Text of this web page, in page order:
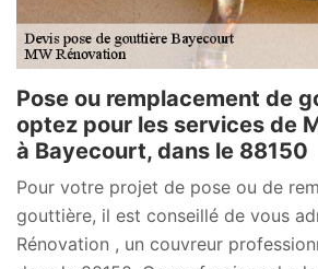
Pose ou remplacement de
optez pour les services de
à Bayecourt, dans le 88150
Pour votre projet de pose ou de
gouttière, il est conseillé de vous
Rénovation , un couvreur